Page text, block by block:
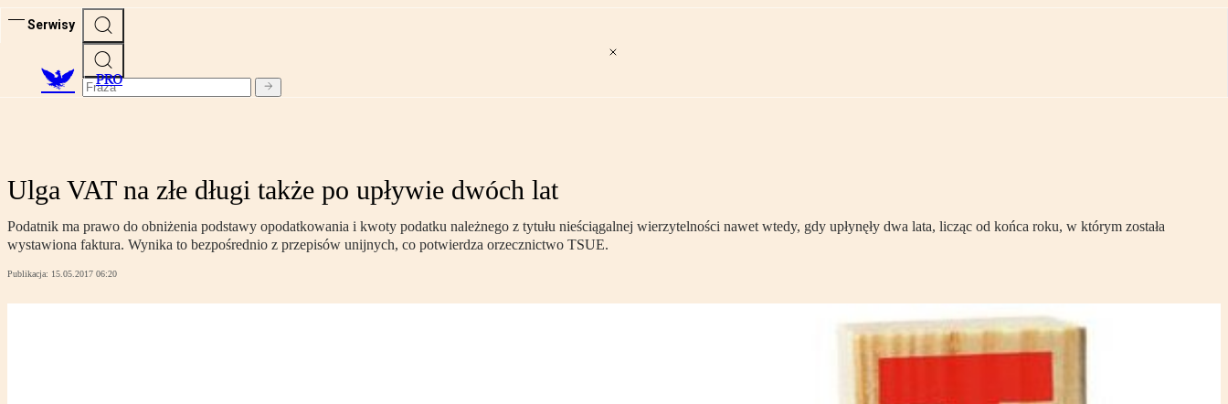
Serwisy
PRO
Ulga VAT na złe długi także po upływie dwóch lat
Podatnik ma prawo do obniżenia podstawy opodatkowania i kwoty podatku należnego z tytułu nieściągalnej wierzytelności nawet wtedy, gdy upłynęły dwa lata, licząc od końca roku, w którym została
wystawiona faktura. Wynika to bezpośrednio z przepisów unijnych, co potwierdza orzecznictwo TSUE.
Publikacja: 15.05.2017 06:20